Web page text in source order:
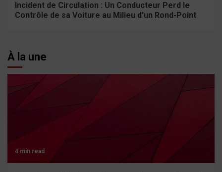
Incident de Circulation : Un Conducteur Perd le
Contrôle de sa Voiture au Milieu d’un Rond-Point
À la une
4 min read